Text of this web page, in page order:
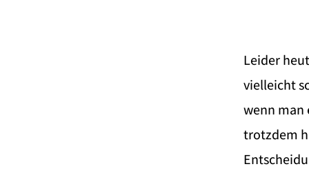
Leider
vielleicht
wenn man
trotzdem